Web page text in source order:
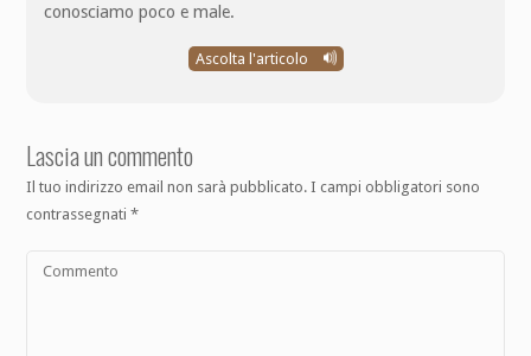
conosciamo poco e male.
Ascolta l'articolo
Lascia un commento
Il tuo indirizzo email non sarà pubblicato. I campi obbligatori sono
contrassegnati*